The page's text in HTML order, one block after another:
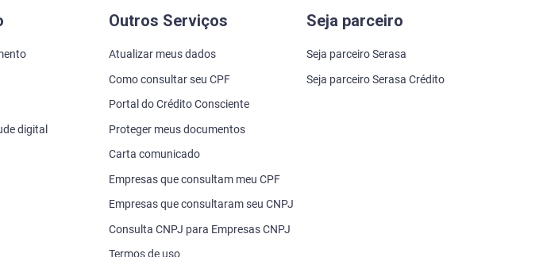
digital
Outros Serviços
Atualizar meus dados
Como consultar seu CPF
Portal do Crédito Consciente
Proteger meus documentos
Carta comunicado
Empresas que consultam meu CPF
Empresas que consultaram seu CNPJ
Consulta CNPJ para Empresas CNPJ
Termos de uso
Seja parceiro
Seja parceiro Serasa
Seja parceiro Serasa Crédito